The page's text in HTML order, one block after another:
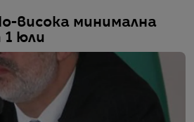
висока минимална
юли